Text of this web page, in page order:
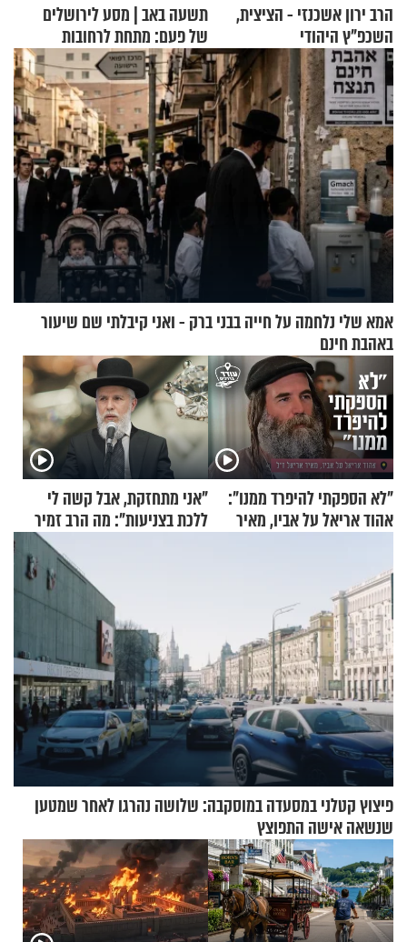
הרב ירון אשכנזי - הציצית,
השכפ"ץ היהודי
תשעה באב | מסע לירושלים
של פעם: מתחת לרחובות
ירושלים
אמא שלי נלחמה על חייה בבני ברק - ואני קיבלתי שם שיעור
באהבת חינם
"לא הספקתי להיפרד ממנו":
אהוד אריאל על אביו, מאיר
"אני מתחזקת, אבל קשה לי
ללכת בצניעות": מה הרב זמיר
פיצוץ קטלני במסעדה במוסקבה: שלושה נהרגו לאחר שמטען
שנשאה אישה התפוצץ